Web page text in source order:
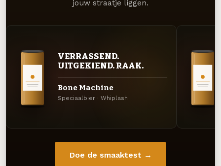
jouw straatje liggen.
VERRASSEND.
UITGEKIEND. RAAK.
Bone Machine
Speciaalbier · Whiplash
Doe de smaaktest →